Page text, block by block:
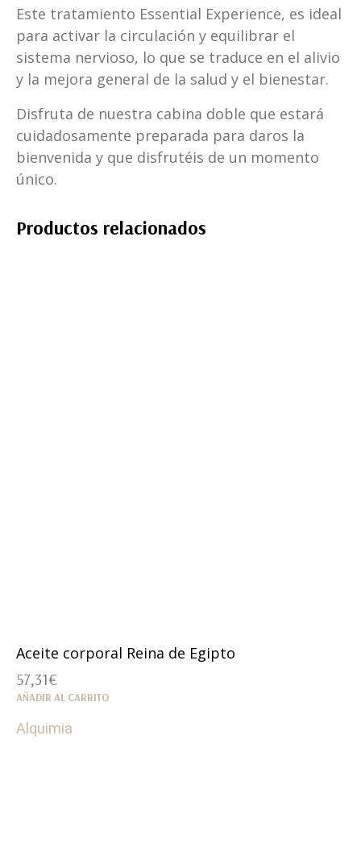
Este tratamiento Essential Experience, es ideal
para activar la circulación y equilibrar el
sistema nervioso, lo que se traduce en el alivio
y la mejora general de la salud y el bienestar.
Disfruta de nuestra cabina doble que estará
cuidadosamente preparada para daros la
bienvenida y que disfrutéis de un momento
único.
Productos relacionados
Aceite corporal Reina de Egipto
57,31€
AÑADIR AL CARRITO
Alquimia